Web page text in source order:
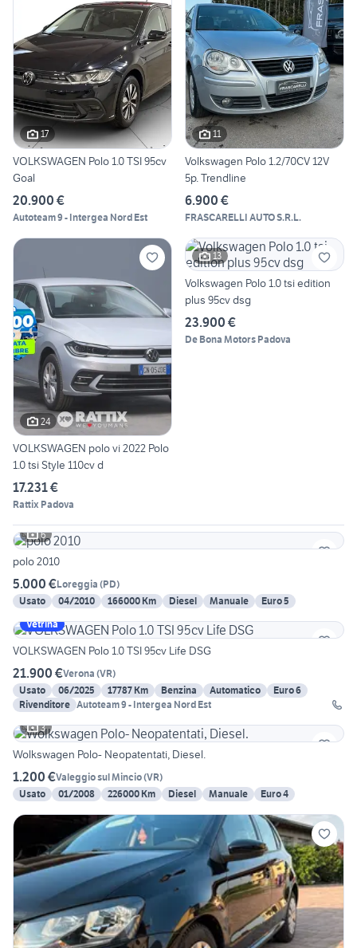
17
VOLKSWAGEN Polo 1.0 TSI 95cv
Goal
20.900 €
Autoteam 9 - Intergea Nord Est
11
Volkswagen Polo 1.2/70CV 12V
5p. Trendline
6.900 €
FRASCARELLI AUTO S.R.L.
24
VOLKSWAGEN polo vi 2022 Polo
1.0 tsi Style 110cv d
17.231 €
Rattix Padova
13
Volkswagen Polo 1.0 tsi edition
plus 95cv dsg
23.900 €
De Bona Motors Padova
6
polo 2010
5.000 €Loreggia (PD)
Usato
04/2010 166000 Km Diesel Manuale
Euro 5
Vetrina
VOLKSWAGEN Polo 1.0 TSI 95cv Life DSG
21.900 €Verona (VR)
Usato
06/2025 17787 Km Benzina Automatico
Euro 6
Rivenditore Autoteam 9 - Intergea Nord Est
3
Wolkswagen Polo- Neopatentati, Diesel.
1.200 €Valeggio sul Mincio(VR)
Usato
01/2008 226000 Km Diesel Manuale Euro 4